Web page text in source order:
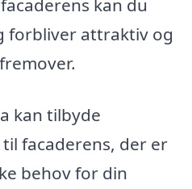
kan du
forbliver attraktiv og
kan tilbyde
facaderens, der er
behov for din